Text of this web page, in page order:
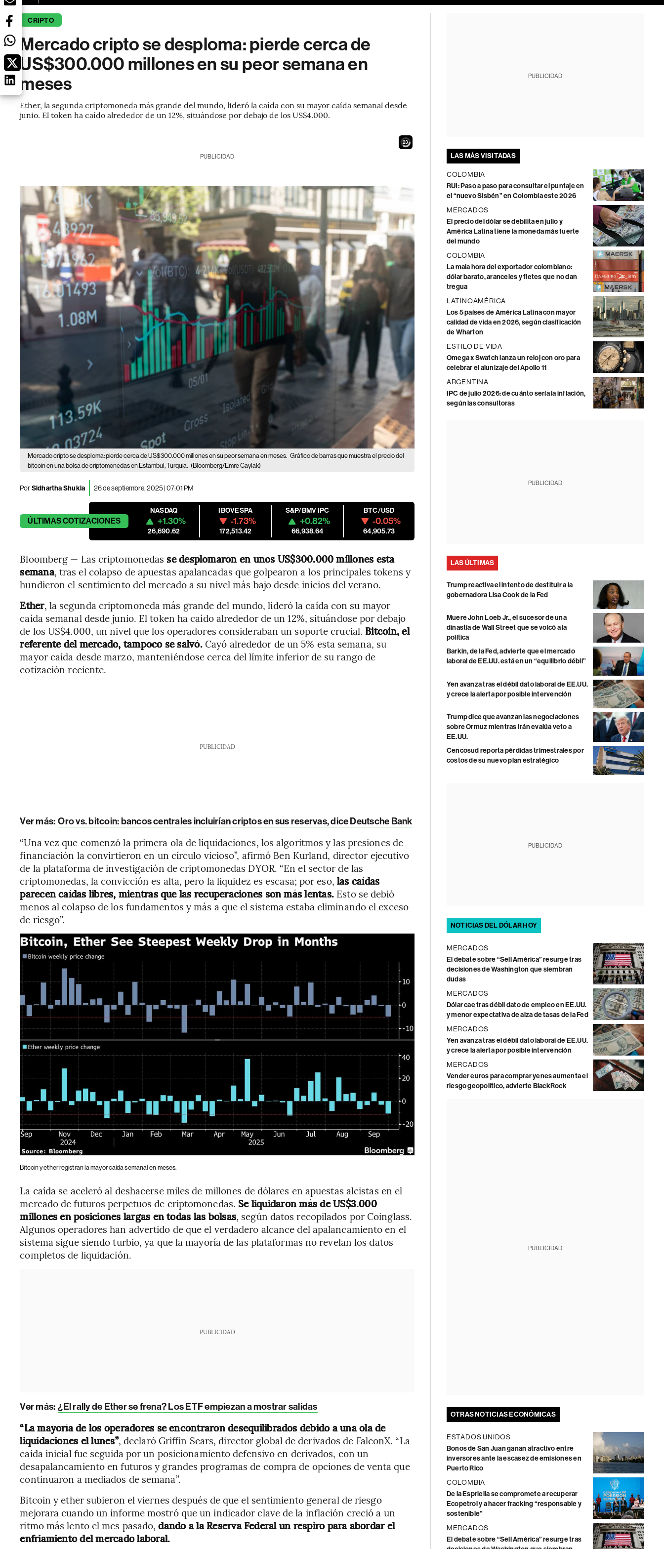
CRIPTO
Mercado cripto se desploma: pierde cerca de
US$300.000 millones en su peor semana en
meses
Ether, la segunda criptomoneda más grande del mundo, lideró la caída con su mayor caída semanal desde
junio. El token ha caído alrededor de un 12%, situándose por debajo de los US$4.000.
22
PUBLICIDAD
Mercado cripto se desploma: pierde cerca de US$300.000 millones en su peor semana en meses. Gráfico de barras que muestra el precio del
bitcoin en una bolsa de criptomonedas en Estambul, Turquía. (Bloomberg/Emre Caylak)
PorSidhartha Shukla 26 de septiembre, 2025 | 07:01 PM
ÚLTIMASCOTIZACIONES
NASDAQ
+1.30%
26,690.62
IBOVESPA
-1.73%
172,513.42
S&P/BMV IPC
+0.82%
66,938.64
BTC/USD
-0.05%
64,905.73
Bloomberg — Las criptomonedas se desplomaron en unos US$300.000 millones esta
semana, tras el colapso de apuestas apalancadas que golpearon a los principales tokens y
hundieron el sentimiento del mercado a su nivel más bajo desde inicios del verano.
Ether, la segunda criptomoneda más grande del mundo, lideró la caída con su mayor
caída semanal desde junio. El token ha caído alrededor de un 12%, situándose por debajo
de los US$4.000, un nivel que los operadores consideraban un soporte crucial. Bitcoin, el
referente del mercado, tampoco se salvó. Cayó alrededor de un 5% esta semana, su
mayor caída desde marzo, manteniéndose cerca del límite inferior de su rango de
cotización reciente.
PUBLICIDAD
Ver más: Oro vs. bitcoin: bancos centrales incluirían criptos en sus reservas, dice Deutsche Bank
“Una vez que comenzó la primera ola de liquidaciones, los algoritmos y las presiones de
financiación la convirtieron en un círculo vicioso”, afirmó Ben Kurland, director ejecutivo
de la plataforma de investigación de criptomonedas DYOR. “En el sector de las
criptomonedas, la convicción es alta, pero la liquidez es escasa; por eso, las caídas
parecen caídas libres, mientras que las recuperaciones son más lentas. Esto se debió
menos al colapso de los fundamentos y más a que el sistema estaba eliminando el exceso
de riesgo”.
Bitcoin y ether registran la mayor caída semanal en meses.
La caída se aceleró al deshacerse miles de millones de dólares en apuestas alcistas en el
mercado de futuros perpetuos de criptomonedas. Se liquidaron más de US$3.000
millones en posiciones largas en todas las bolsas, según datos recopilados por Coinglass.
Algunos operadores han advertido de que el verdadero alcance del apalancamiento en el
sistema sigue siendo turbio, ya que la mayoría de las plataformas no revelan los datos
completos de liquidación.
PUBLICIDAD
Ver más: ¿El rally de Ether se frena? Los ETF empiezan a mostrar salidas
“La mayoría de los operadores se encontraron desequilibrados debido a una ola de
liquidaciones el lunes”, declaró Griffin Sears, director global de derivados de FalconX. “La
caída inicial fue seguida por un posicionamiento defensivo en derivados, con un
desapalancamiento en futuros y grandes programas de compra de opciones de venta que
continuaron a mediados de semana”.
Bitcoin y ether subieron el viernes después de que el sentimiento general de riesgo
mejorara cuando un informe mostró que un indicador clave de la inflación creció a un
ritmo más lento el mes pasado,dando a la Reserva Federal un respiro para abordar el
enfriamiento del mercado laboral.
PUBLICIDAD
LAS MÁS VISITADAS
COLOMBIA
RUI: Paso a paso para consultar el puntaje en
el “nuevo Sisbén” en Colombia este 2026
MERCADOS
El precio del dólar se debilita en julio y
América Latina tiene la moneda más fuerte
del mundo
COLOMBIA
La mala hora del exportador colombiano:
dólar barato, aranceles y fletes que no dan
tregua
LATINOAMÉRICA
Los 5 países de América Latina con mayor
calidad de vida en 2026, según clasificación
de Wharton
ESTILO DE VIDA
Omega x Swatch lanza un reloj con oro para
celebrar el alunizaje del Apollo 11
ARGENTINA
IPC de julio 2026: de cuánto sería la inflación,
según las consultoras
PUBLICIDAD
LAS ÚLTIMAS
Trump reactiva el intento de destituir a la
gobernadora Lisa Cook de la Fed
Muere John Loeb Jr., el sucesor de una
dinastía de Wall Street que se volcó a la
política
Barkin, de la Fed, advierte que el mercado
laboral de EE.UU. está en un “equilibrio débil”
Yen avanza tras el débil dato laboral de EE.UU.
y crece la alerta por posible intervención
Trump dice que avanzan las negociaciones
sobre Ormuz mientras Irán evalúa veto a
EE.UU.
Cencosud reporta pérdidas trimestrales por
costos de su nuevo plan estratégico
PUBLICIDAD
NOTICIAS DEL DÓLAR HOY
MERCADOS
El debate sobre “Sell América” resurge tras
decisiones de Washington que siembran
dudas
MERCADOS
Dólar cae tras débil dato de empleo en EE.UU.
y menor expectativa de alza de tasas de la Fed
MERCADOS
Yen avanza tras el débil dato laboral de EE.UU.
y crece la alerta por posible intervención
MERCADOS
Vender euros para comprar yenes aumenta el
riesgo geopolítico, advierte BlackRock
PUBLICIDAD
OTRAS NOTICIAS ECONÓMICAS
ESTADOS UNIDOS
Bonos de San Juan ganan atractivo entre
inversores ante la escasez de emisiones en
Puerto Rico
COLOMBIA
De la Espriella se compromete a recuperar
Ecopetrol y a hacer fracking “responsable y
sostenible”
MERCADOS
El debate sobre “Sell América” resurge tras